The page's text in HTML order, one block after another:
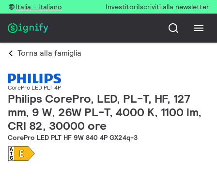
Italia - Italiano InvestitoriIscriviti alla newsletter
Torna alla famiglia
CorePro LED PLT 4P
Philips CorePro, LED, PL-T, HF, 127
mm, 9 W, 26W PL-T, 4000 K, 1100 lm,
CRI 82, 30000 ore
CorePro LED PLT HF 9W 840 4P GX24q-3